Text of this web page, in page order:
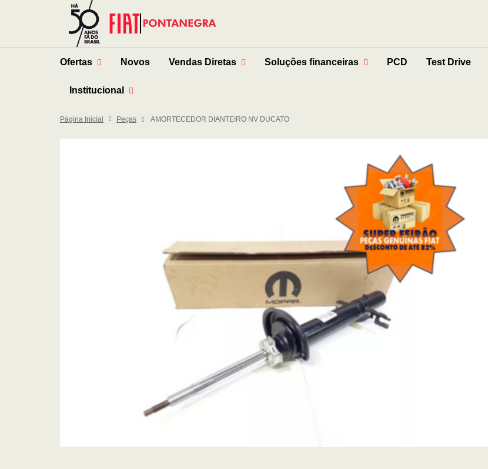
Ofertas Novos Vendas Diretas Soluções financeiras PCD Test Drive
Institucional
Página Inicial Peças AMORTECEDOR DIANTEIRO NV DUCATO